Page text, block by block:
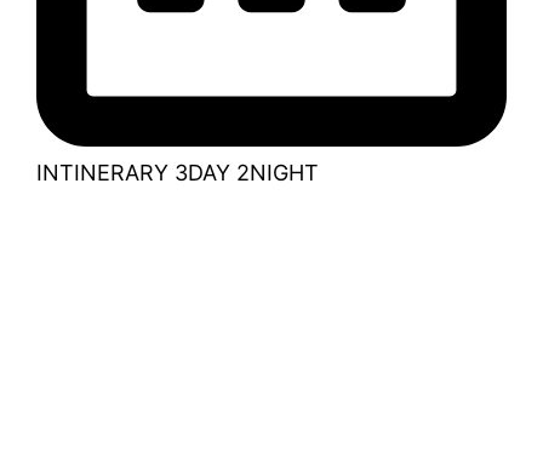
INTINERARY 3DAY 2NIGHT